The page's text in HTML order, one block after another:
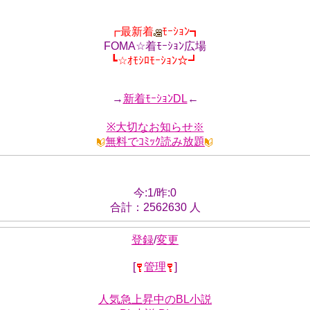
┏最新着
ﾓｰｼｮﾝ┓
FOMA☆着ﾓｰｼｮﾝ広場
┗☆ｵﾓｼﾛﾓｰｼｮﾝ☆┛
→ 新着ﾓｰｼｮﾝDL ←
※大切なお知らせ※
無料でｺﾐｯｸ読み放題
今:1/昨:0
合計：2562630 人
登録/変更
[ 管理 ]
人気急上昇中のBL小説